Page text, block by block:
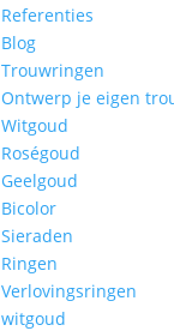
Referenties
Blog
Trouwringen
Ontwerp je eigen
Witgoud
Roségoud
Geelgoud
Bicolor
Sieraden
Ringen
Verlovingsringen
witgoud